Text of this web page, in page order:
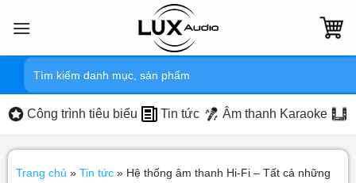
qua
Tìm
kiếm:
Công trình tiêu biểu Tin tức Âm thanh Karaoke
Trang chủ » Tin tức» Hệ thống âm thanh Hi-Fi – Tất cả những